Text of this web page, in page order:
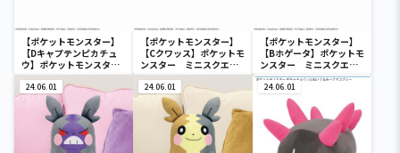
【ポケットモンスター】
【Dキャプテンピカチュ
ウ】ポケットモンスタ
ー ミニスクエアポーチ
【ポケットモンスター】
【Cクワッス】ポケットモ
ンスター ミニスクエア
ポーチ
【ポケットモンスター】
【Bホゲータ】ポケットモ
ンスター ミニスクエア
ポーチ
24.06.01 24.06.01 24.06.01